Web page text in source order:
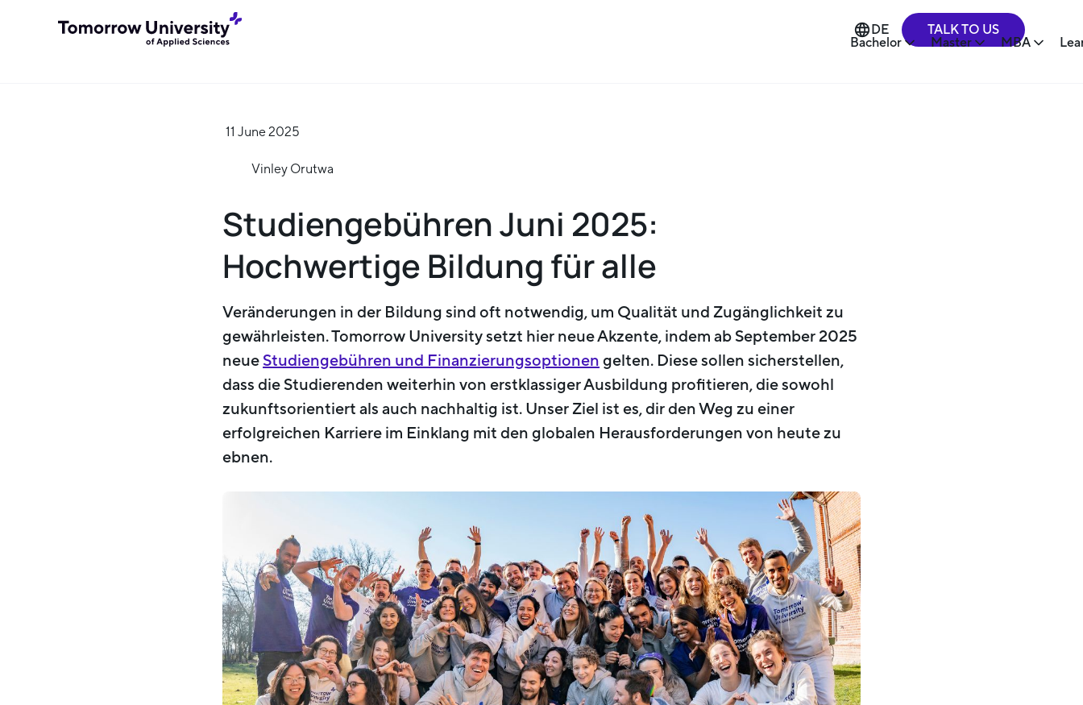
Bachelor Master MBA
DE TALK TO US
11 June 2025
Vinley Orutwa
Studiengebühren Juni 2025:
Hochwertige Bildung für alle
Veränderungen in der Bildung sind oft notwendig, um Qualität und Zugänglichkeit zu
gewährleisten. Tomorrow University setzt hier neue Akzente, indem ab September 2025
neueStudiengebühren und Finanzierungsoptionen gelten. Diese sollen sicherstellen,
dass die Studierenden weiterhin von erstklassiger Ausbildung profitieren, die sowohl
zukunftsorientiert als auch nachhaltig ist. Unser Ziel ist es, dir den Weg zu einer
erfolgreichen Karriere im Einklang mit den globalen Herausforderungen von heute zu
ebnen.